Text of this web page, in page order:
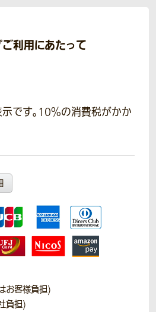
利用にあたって
です。10％の消費税がかか
お客様負担)
負担)